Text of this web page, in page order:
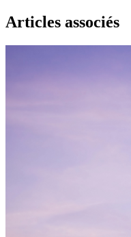
Articles associés